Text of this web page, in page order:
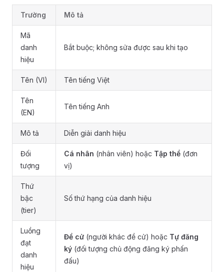
Trường Mô tả
Mã
danh
hiệu
Bắt buộc; không sửa được sau khi tạo
Tên (VI) Tên tiếng Việt
Tên
(EN)
Tên tiếng Anh
Mô tả Diễn giải danh hiệu
Đối
tượng
Cá nhân (nhân viên) hoặc Tập thể (đơn
vị)
Thứ
bậc
(tier)
Số thứ hạng của danh hiệu
Luồng
đạt
danh
hiệu
Đề cử (người khác đề cử) hoặc Tự đăng
ký (đối tượng chủ động đăng ký phấn
đấu)